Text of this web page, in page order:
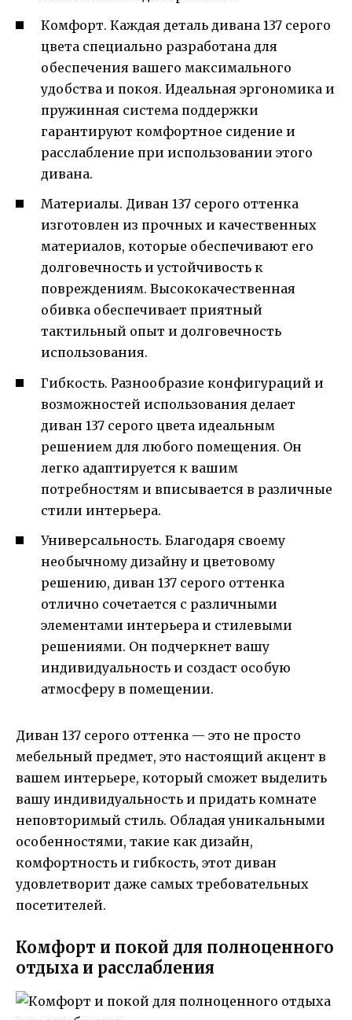
Комфорт. Каждая деталь дивана 137 серого
цвета специально разработана для
обеспечения вашего максимального
удобства и покоя. Идеальная эргономика и
пружинная система поддержки
гарантируют комфортное сидение и
расслабление при использовании этого
дивана.
Материалы. Диван 137 серого оттенка
изготовлен из прочных и качественных
материалов, которые обеспечивают его
долговечность и устойчивость к
повреждениям. Высококачественная
обивка обеспечивает приятный
тактильный опыт и долговечность
использования.
Гибкость. Разнообразие конфигураций и
возможностей использования делает
диван 137 серого цвета идеальным
решением для любого помещения. Он
легко адаптируется к вашим
потребностям и вписывается в различные
стили интерьера.
Универсальность. Благодаря своему
необычному дизайну и цветовому
решению, диван 137 серого оттенка
отлично сочетается с различными
элементами интерьера и стилевыми
решениями. Он подчеркнет вашу
индивидуальность и создаст особую
атмосферу в помещении.
Диван 137 серого оттенка — это не просто
мебельный предмет, это настоящий акцент в
вашем интерьере, который сможет выделить
вашу индивидуальность и придать комнате
неповторимый стиль. Обладая уникальными
особенностями, такие как дизайн,
комфортность и гибкость, этот диван
удовлетворит даже самых требовательных
посетителей.
Комфорт и покой для полноценного
отдыха и расслабления